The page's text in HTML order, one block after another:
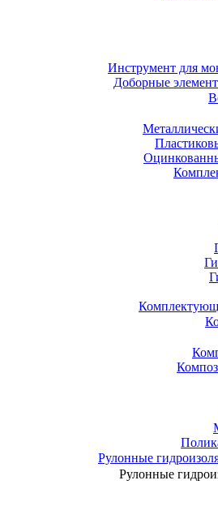
Инструмент для
Доборные
Рулонные
Рулонные